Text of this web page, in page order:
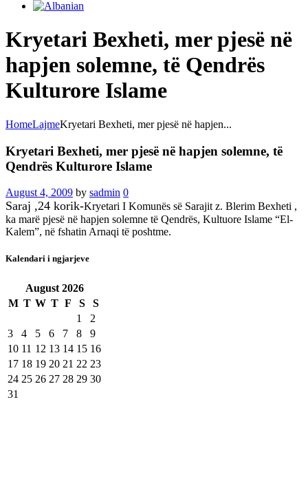
Kryetari Bexheti, mer pjesë në
hapjen solemne, të Qendrës
Kulturore Islame
HomeLajmeKryetari Bexheti, mer pjesë në hapjen...
Kryetari Bexheti, mer pjesë në hapjen solemne, të
Qendrës Kulturore Islame
August 4, 2009 by sadmin 0
Saraj ,24 korik-Kryetari I Komunës së Sarajit z. Blerim Bexheti ,
ka marë pjesë në hapjen solemne të Qendrës, Kultuore Islame “El-
Kalem”, në fshatin Arnaqi të poshtme.
Kalendari i ngjarjeve
August 2026
M T W T F S
S
1
2
3
4 5 6 7 8
9
10 11 12 13 14 15 16
17 18 19 20 21 22 23
24 25 26 27 28 29 30
31